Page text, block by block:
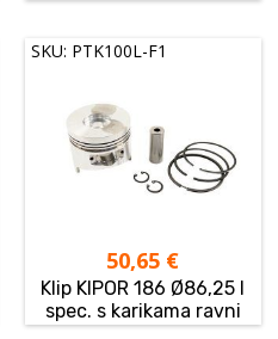
SKU: PTK100L-F1
50,65 €
Klip KIPOR 186 Ø86,25 I
spec. s karikama ravni